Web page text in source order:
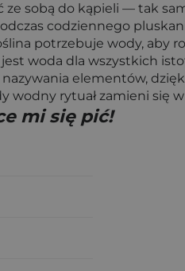
sobą do kąpieli — tak
codziennego
potrzebuje wody, aby
woda dla wszystkich
elementów,
rytuał zamieni się
mi się pić!